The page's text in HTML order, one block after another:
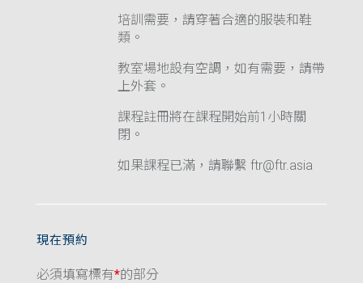
培訓需要，請穿著合適的服裝和鞋
類。
教室場地設有空調，如有需要，請帶
上外套。
課程註冊將在課程開始前1小時關
閉。
如果課程已滿，請聯繫 ftr@ftr.asia
現在預約
必須填寫標有*的部分